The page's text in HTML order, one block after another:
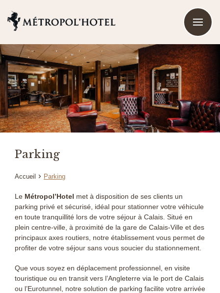
Parking
Accueil Parking
Le Métropol’Hotel met à disposition de ses clients un
parking privé et sécurisé, idéal pour stationner votre véhicule
en toute tranquillité lors de votre séjour à Calais. Situé en
plein centre-ville, à proximité de la gare de Calais-Ville et des
principaux axes routiers, notre établissement vous permet de
profiter de votre séjour sans vous soucier du stationnement.
Que vous soyez en déplacement professionnel, en visite
touristique ou en transit vers l’Angleterre via le port de Calais
ou l’Eurotunnel, notre solution de parking facilite votre arrivée